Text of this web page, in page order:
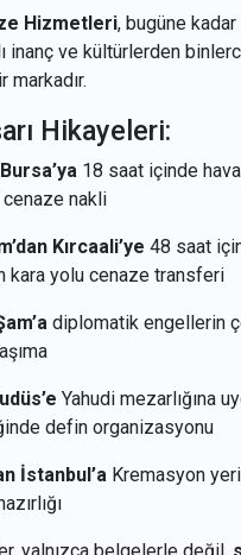
Hizmetleri, bugüne kadar
inanç ve kültürlerden
Hikayeleri:
18 saat içinde
cenaze nakli
Kırcaali’ye 48 saat
kara yolu cenaze transferi
diplomatik engellerin
Yahudi mezarlığına
defin organizasyonu
İstanbul’a Kremasyon